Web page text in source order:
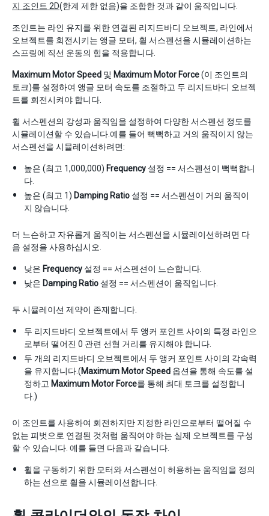
지 조인트 2D(한계 제한 없음)을 조합한 것과 같이 움직입니다.
조인트는 라인 유지를 위한 연결된 리지드바디 오브젝트, 라인에서
오브젝트를 회전시키는 앵글 모터, 휠 서스펜션을 시뮬레이션하는
스프링에 직선 운동의 힘을 적용합니다.
Maximum Motor Speed 및 Maximum Motor Force(이 조인트의
토크)를 설정하여 앵글 모터 속도를 조절하고 두 리지드바디 오브젝
트를 회전시켜야 합니다.
휠 서스펜션의 강성과 움직임을 설정하여 다양한 서스펜션 정도를
시뮬레이션할 수 있습니다.예를 들어 뻑뻑하고 거의 움직이지 않는
서스펜션을 시뮬레이션하려면:
높은 (최고 1,000,000) Frequency 설정 == 서스펜션이 뻑뻑합니
다.
높은 (최고 1) Damping Ratio 설정 == 서스펜션이 거의 움직이
지 않습니다.
더 느슨하고 자유롭게 움직이는 서스펜션을 시뮬레이션하려면 다
음 설정을 사용하십시오.
낮은 Frequency 설정 == 서스펜션이 느슨합니다.
낮은 Damping Ratio 설정 == 서스펜션이 움직입니다.
두 시뮬레이션 제약이 존재합니다.
두 리지드바디 오브젝트에서 두 앵커 포인트 사이의 특정 라인으
로부터 떨어진 0 관련 선형 거리를 유지해야 합니다.
두 개의 리지드바디 오브젝트에서 두 앵커 포인트 사이의 각속력
을 유지합니다.(Maximum Motor Speed 옵션을 통해 속도를 설
정하고 Maximum Motor Force를 통해 최대 토크를 설정합니
다.)
이 조인트를 사용하여 회전하지만 지정한 라인으로부터 떨어질 수
없는 피벗으로 연결된 것처럼 움직여야 하는 실제 오브젝트를 구성
할 수 있습니다. 예를 들면 다음과 같습니다.
휠을 구동하기 위한 모터와 서스펜션이 허용하는 움직임을 정의
하는 선으로 휠을 시뮬레이션합니다.